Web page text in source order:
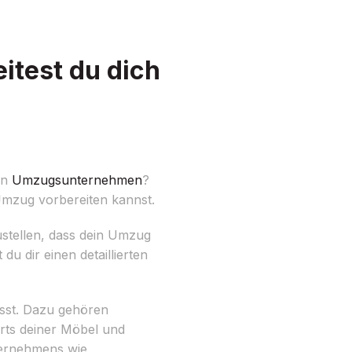
du dich
Umzugsunternehmen?
vorbereiten kannst.
dass dein Umzug
dir einen detaillierten
Dazu gehören
deiner Möbel und
wie